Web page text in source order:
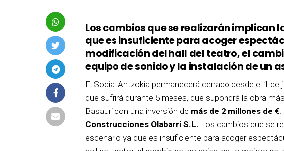
Los cambios que se realizarán implican
que es insuficiente para acoger
modificación del hall del teatro, el
equipo de sonido y la instalación de un
El Social Antzokia permanecerá cerrado desde el 1
que sufrirá durante 5 meses, que supondrá la obra
Basauri con una inversión de más de 2 millones de €
Construcciones Olabarri S.L. Los cambios que se
escenario ya que es insuficiente para acoger